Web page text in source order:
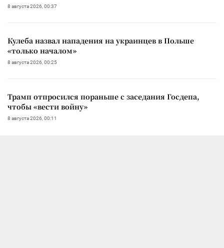
8 августа 2026, 00:37
Кулеба назвал нападения на украинцев в Польше
«только началом»
8 августа 2026, 00:25
Трамп отпросился пораньше с заседания Госдепа,
чтобы «вести войну»
8 августа 2026, 00:11